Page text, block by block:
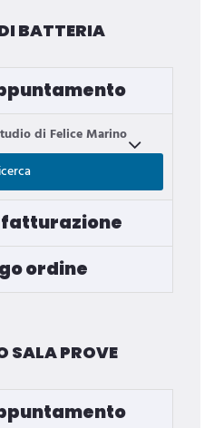
BATTERIA
di Felice Marino
ordine
SALA PROVE